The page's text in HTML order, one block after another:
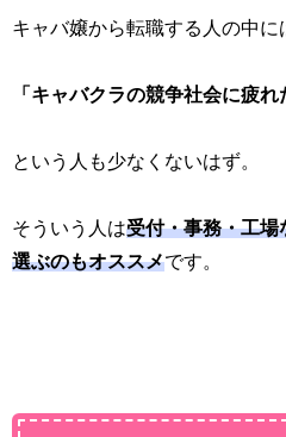
キャバ嬢から転職する人の中に
「キャバクラの競争社会に疲れ
という人も少なくないはず。
そういう人は受付・事務・工場
選ぶのもオススメです。